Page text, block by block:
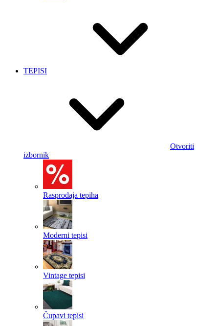
TEPISI
Otvoriti
izbornik
Rasprodaja tepiha
Moderni tepisi
Vintage tepisi
Čupavi tepisi